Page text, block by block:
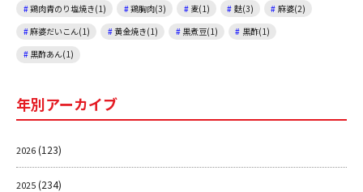
鶏肉青のり塩焼き(1)
鶏胸肉(3) 麦(1) 麩(3)
麻婆(2)
麻婆だいこん(1)
黄金焼き(1) 黒煮豆(1)
黒酢(1)
黒酢あん(1)
年別アーカイブ
2026(123)
2025(234)